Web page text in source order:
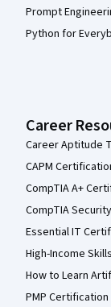
Prompt
Python for
Career
Career Aptitude
CAPM
CompTIA A+
CompTIA
Essential IT
High-Income
How to Learn
PMP